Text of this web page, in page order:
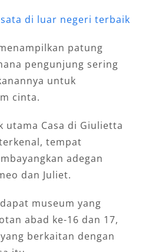
di luar negeri terbaik
patung
pengunjung sering
untuk
cinta.
utama Casa di Giulietta
tempat
adegan
dan Juliet.
museum yang
abad ke-16 dan 17,
berkaitan dengan